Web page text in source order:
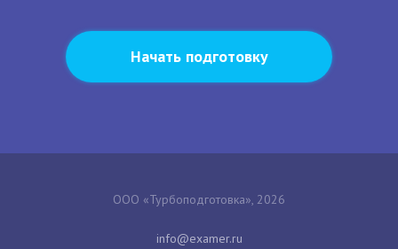
Начать подготовку
ООО «Турбоподготовка», 2026